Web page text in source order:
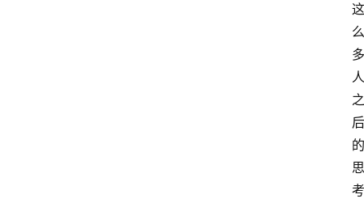
这
么
多
人
之
后
的
思
考